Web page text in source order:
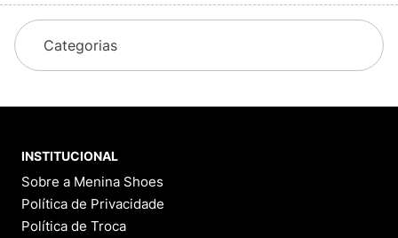
Categorias
INSTITUCIONAL
Sobre a Menina Shoes
Política de Privacidade
Política de Troca